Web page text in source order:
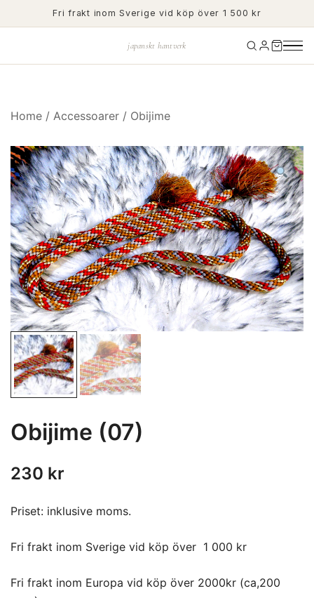
to
Fri frakt inom Sverige vid köp över 1 500 kr
japanskt hantverk
Home / Accessoarer / Obijime
Obijime (07)
230 kr
Priset: inklusive moms.
Fri frakt inom Sverige vid köp över 1 000 kr
Fri frakt inom Europa vid köp över 2000kr (ca,200